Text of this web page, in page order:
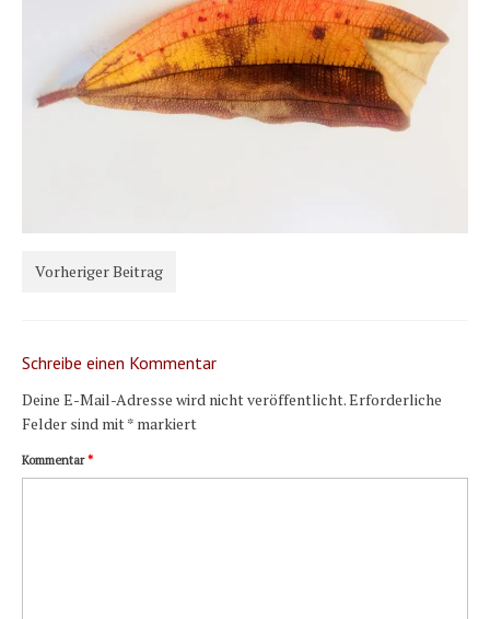
Mittelmeer 2010-2013
Bordbibliothek
Vorheriger Beitrag
Schreibe einen Kommentar
Deine E-Mail-Adresse wird nicht veröffentlicht.Erforderliche
Felder sind mit* markiert
Kommentar*